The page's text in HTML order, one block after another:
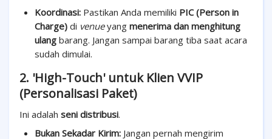
Koordinasi: Pastikan Anda memiliki PIC (Person in
Charge) di venueyang menerima dan menghitung
ulang barang. Jangan sampai barang tiba saat acara
sudah dimulai.
2. 'High-Touch' untuk Klien VVIP
(Personalisasi Paket)
Ini adalah seni distribusi.
Bukan Sekadar Kirim: Jangan pernah mengirim